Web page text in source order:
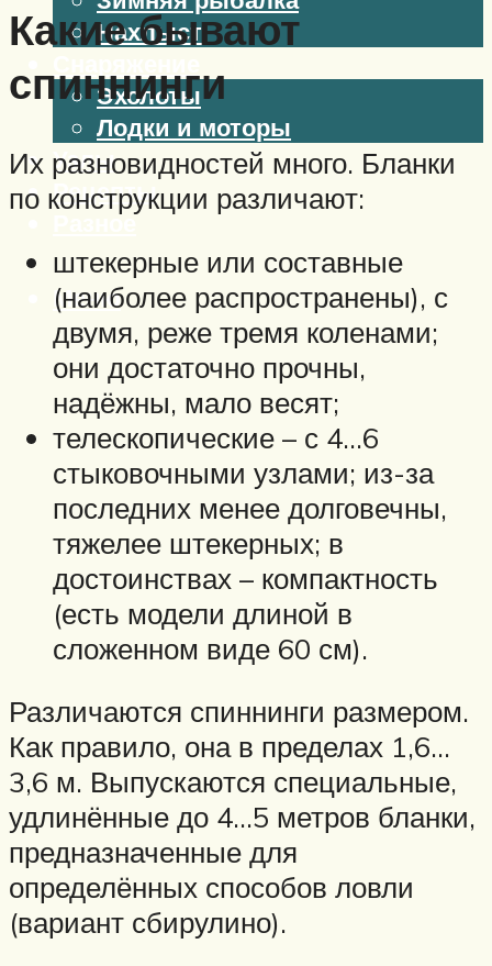
Нахлыст
Эхолоты
Лодки и моторы
Узлы
Рецепты
Разное
Меню
Какие бывают
спиннинги
Их разновидностей много. Бланки
по конструкции различают:
штекерные или составные
(наиболее распространены), с
двумя, реже тремя коленами;
они достаточно прочны,
надёжны, мало весят;
телескопические – с 4…6
стыковочными узлами; из-за
последних менее долговечны,
тяжелее штекерных; в
достоинствах – компактность
(есть модели длиной в
сложенном виде 60 см).
Различаются спиннинги размером.
Как правило, она в пределах 1,6…
3,6 м. Выпускаются специальные,
удлинённые до 4…5 метров бланки,
предназначенные для
определённых способов ловли
(вариант сбирулино).